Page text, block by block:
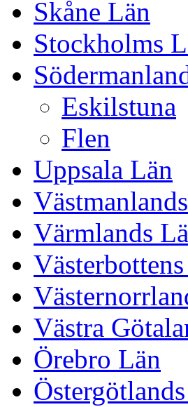
Skåne Län
Stockholms
Eskilstuna
Flen
Uppsala Län
Värmlands
Västra
Örebro Län